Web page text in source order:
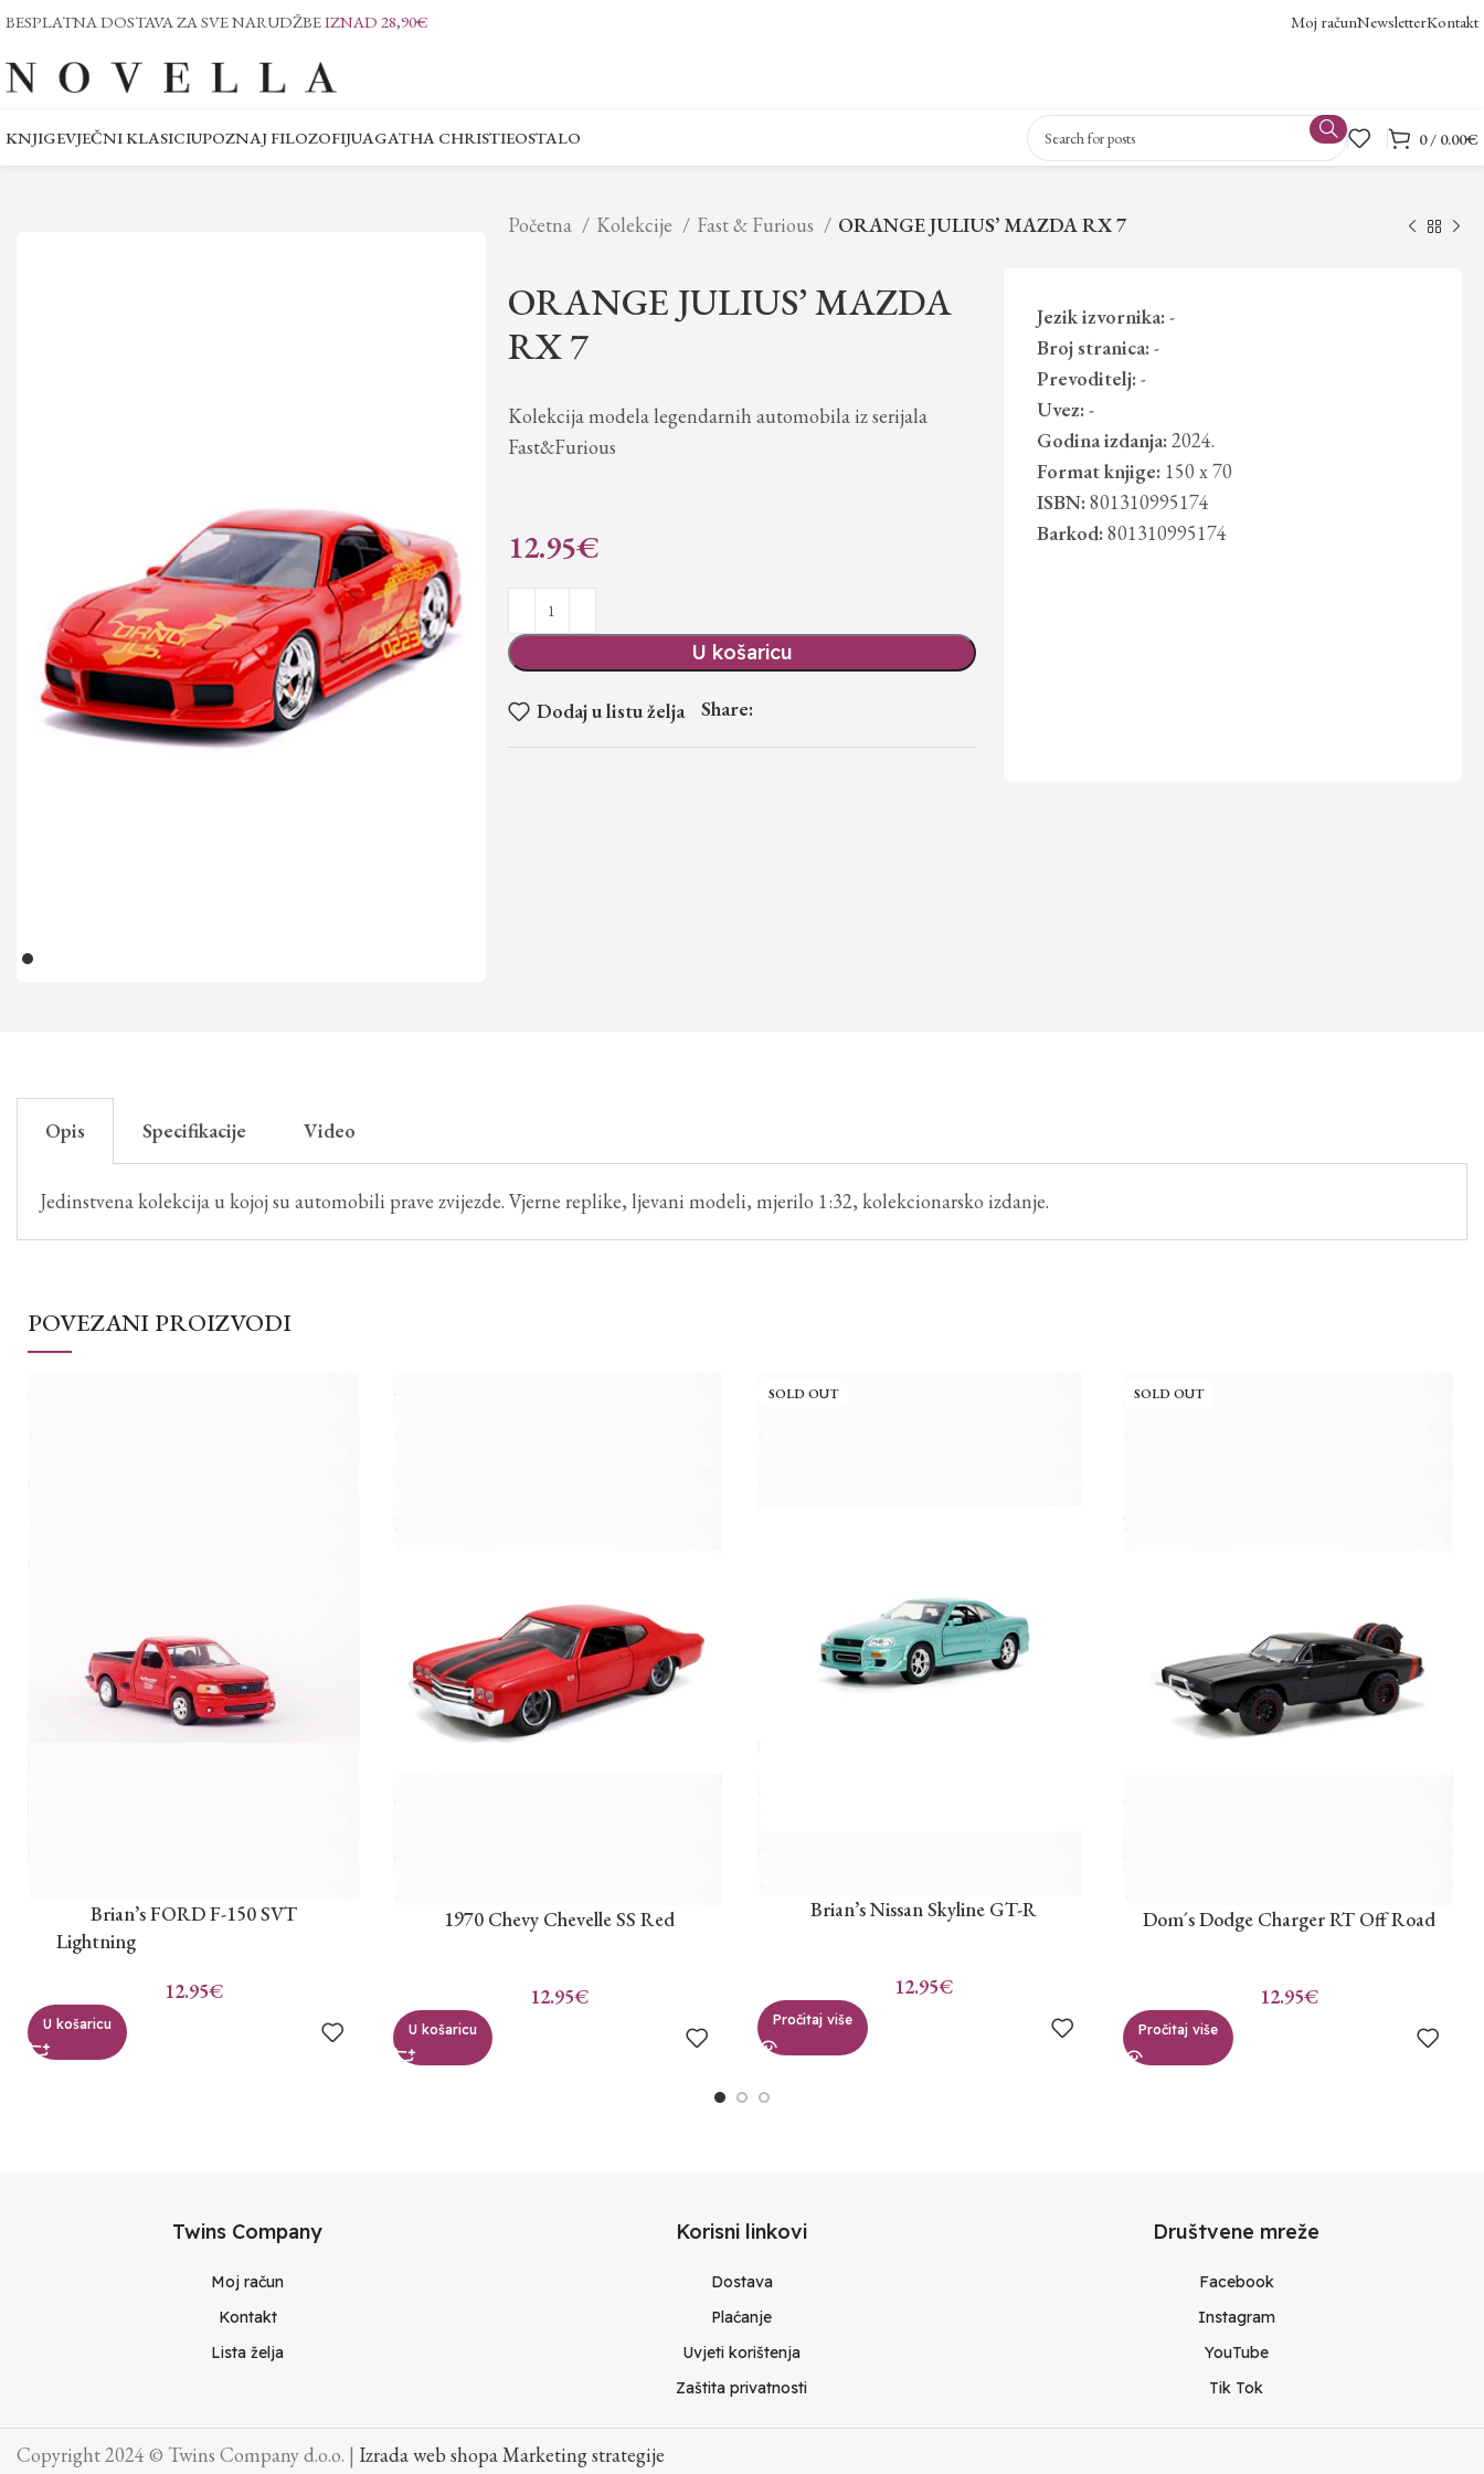
BESPLATNA DOSTAVA ZA SVE NARUDŽBEIZNAD 28,90€ Moj računNewsletterKontakt
KNJIGEVJEČNI KLASICIUPOZNAJ FILOZOFIJUAGATHA CHRISTIEOSTALO 0/ 0.00€
Početna Kolekcije Fast & Furious ORANGE JULIUS’ MAZDA RX 7
ORANGE JULIUS’ MAZDA
RX 7
Kolekcija modela legendarnih automobila iz serijala
Fast&Furious
12.95€
U košaricu
Dodaj u listu želja Share:
Jezik izvornika: -
Broj stranica: -
Prevoditelj: -
Uvez: -
Godina izdanja: 2024.
Format knjige: 150 x 70
ISBN: 801310995174
Barkod: 801310995174
Opis Specifikacije Video
Jedinstvena kolekcija u kojoj su automobili prave zvijezde. Vjerne replike, ljevani modeli, mjerilo 1:32, kolekcionarsko izdanje.
POVEZANI PROIZVODI
Brian’s FORD F-150 SVT
Lightning
12.95€
U košaricu
1970 Chevy Chevelle SS Red
12.95€
U košaricu
SOLD OUT
Brian’s Nissan Skyline GT-R
12.95€
Pročitaj više
SOLD OUT
Dom´s Dodge Charger RT Off Road
12.95€
Pročitaj više
Twins Company
Moj račun
Kontakt
Lista želja
Korisni linkovi
Dostava
Plaćanje
Uvjeti korištenja
Zaštita privatnosti
Društvene mreže
Facebook
Instagram
YouTube
Tik Tok
Copyright 2024 © Twins Company d.o.o. | Izrada web shopa Marketing strategije